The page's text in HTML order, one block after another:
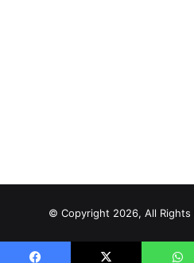
© Copyright 2026, All Rights